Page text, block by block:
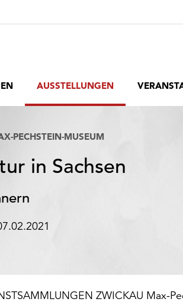
AUSSTELLUNGEN
PECHSTEIN-MUSEUM
in Sachsen
ZWICKAU Max-